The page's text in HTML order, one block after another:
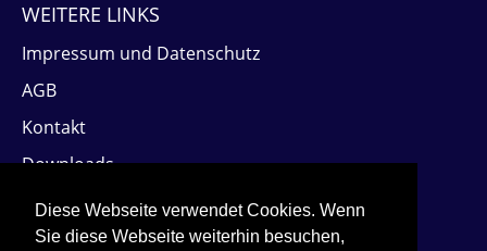
Diese Webseite verwendet Cookies. Wenn
Sie diese Webseite weiterhin besuchen,
WEITERE LINKS
Impressum und Datenschutz
AGB
Kontakt
Downloads
PARTNERSEITEN